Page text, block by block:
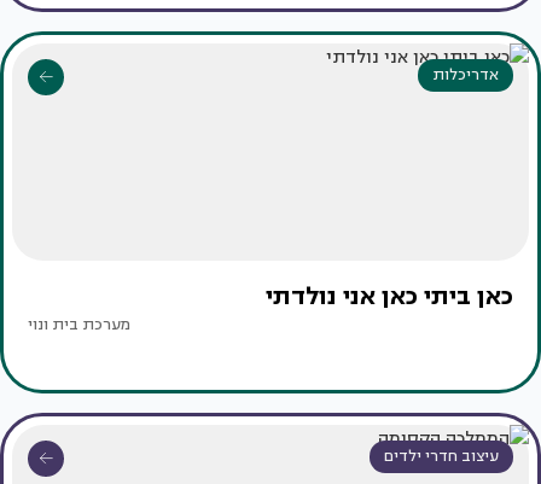
אדריכלות
כאן ביתי כאן אני נולדתי
מערכת בית ונוי
עיצוב חדרי ילדים